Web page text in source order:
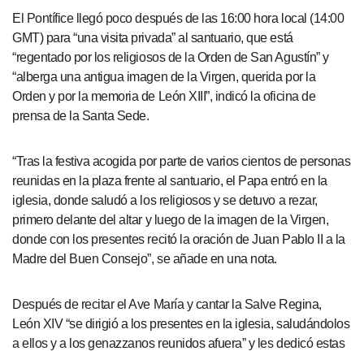
El Pontífice llegó poco después de las 16:00 hora local (14:00
GMT) para “una visita privada” al santuario, que está
“regentado por los religiosos de la Orden de San Agustín” y
“alberga una antigua imagen de la Virgen, querida por la
Orden y por la memoria de León XIII”, indicó la oficina de
prensa de la Santa Sede.
“Tras la festiva acogida por parte de varios cientos de personas
reunidas en la plaza frente al santuario, el Papa entró en la
iglesia, donde saludó a los religiosos y se detuvo a rezar,
primero delante del altar y luego de la imagen de la Virgen,
donde con los presentes recitó la oración de Juan Pablo II a la
Madre del Buen Consejo”, se añade en una nota.
Después de recitar el Ave María y cantar la Salve Regina,
León XIV “se dirigió a los presentes en la iglesia, saludándolos
a ellos y a los genazzanos reunidos afuera” y les dedicó estas